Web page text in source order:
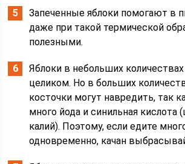
Запеченные яблоки помогают в
даже при такой термической
полезными.
Яблоки в небольших
целиком. Но в больших
косточки могут навредить, так
много йода и синильная кислота
калий). Поэтому, если едите
одновременно, качан